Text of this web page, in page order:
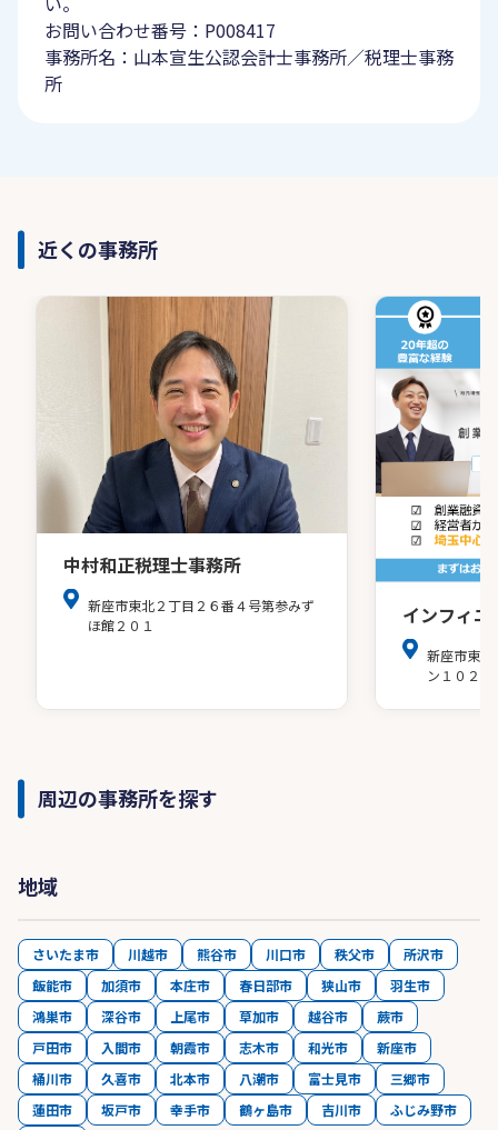
お問い合わせ番号：P008417
事務所名：山本宣生公認会計士事務所／税理士事務
所
近くの事務所
中村和正税理士事務所
新座市東北２丁目２６番４号第参みず
ほ館２０１
インフィ
新座市東北
ン１０２
周辺の事務所を探す
地域
さいたま市 川越市 熊谷市 川口市 秩父市
所沢市
飯能市
加須市 本庄市 春日部市 狭山市
羽生市
鴻巣市
深谷市 上尾市 草加市 越谷市
蕨市
戸田市
入間市 朝霞市 志木市 和光市
新座市
桶川市
久喜市 北本市 八潮市 富士見市
三郷市
蓮田市
坂戸市 幸手市 鶴ヶ島市 吉川市
ふじみ野市